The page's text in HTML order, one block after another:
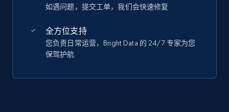
如遇问题，提交工单，我们会快速修复
全方位支持
您负责日常运营，Bright Data 的 24/7 专家为您
保驾护航